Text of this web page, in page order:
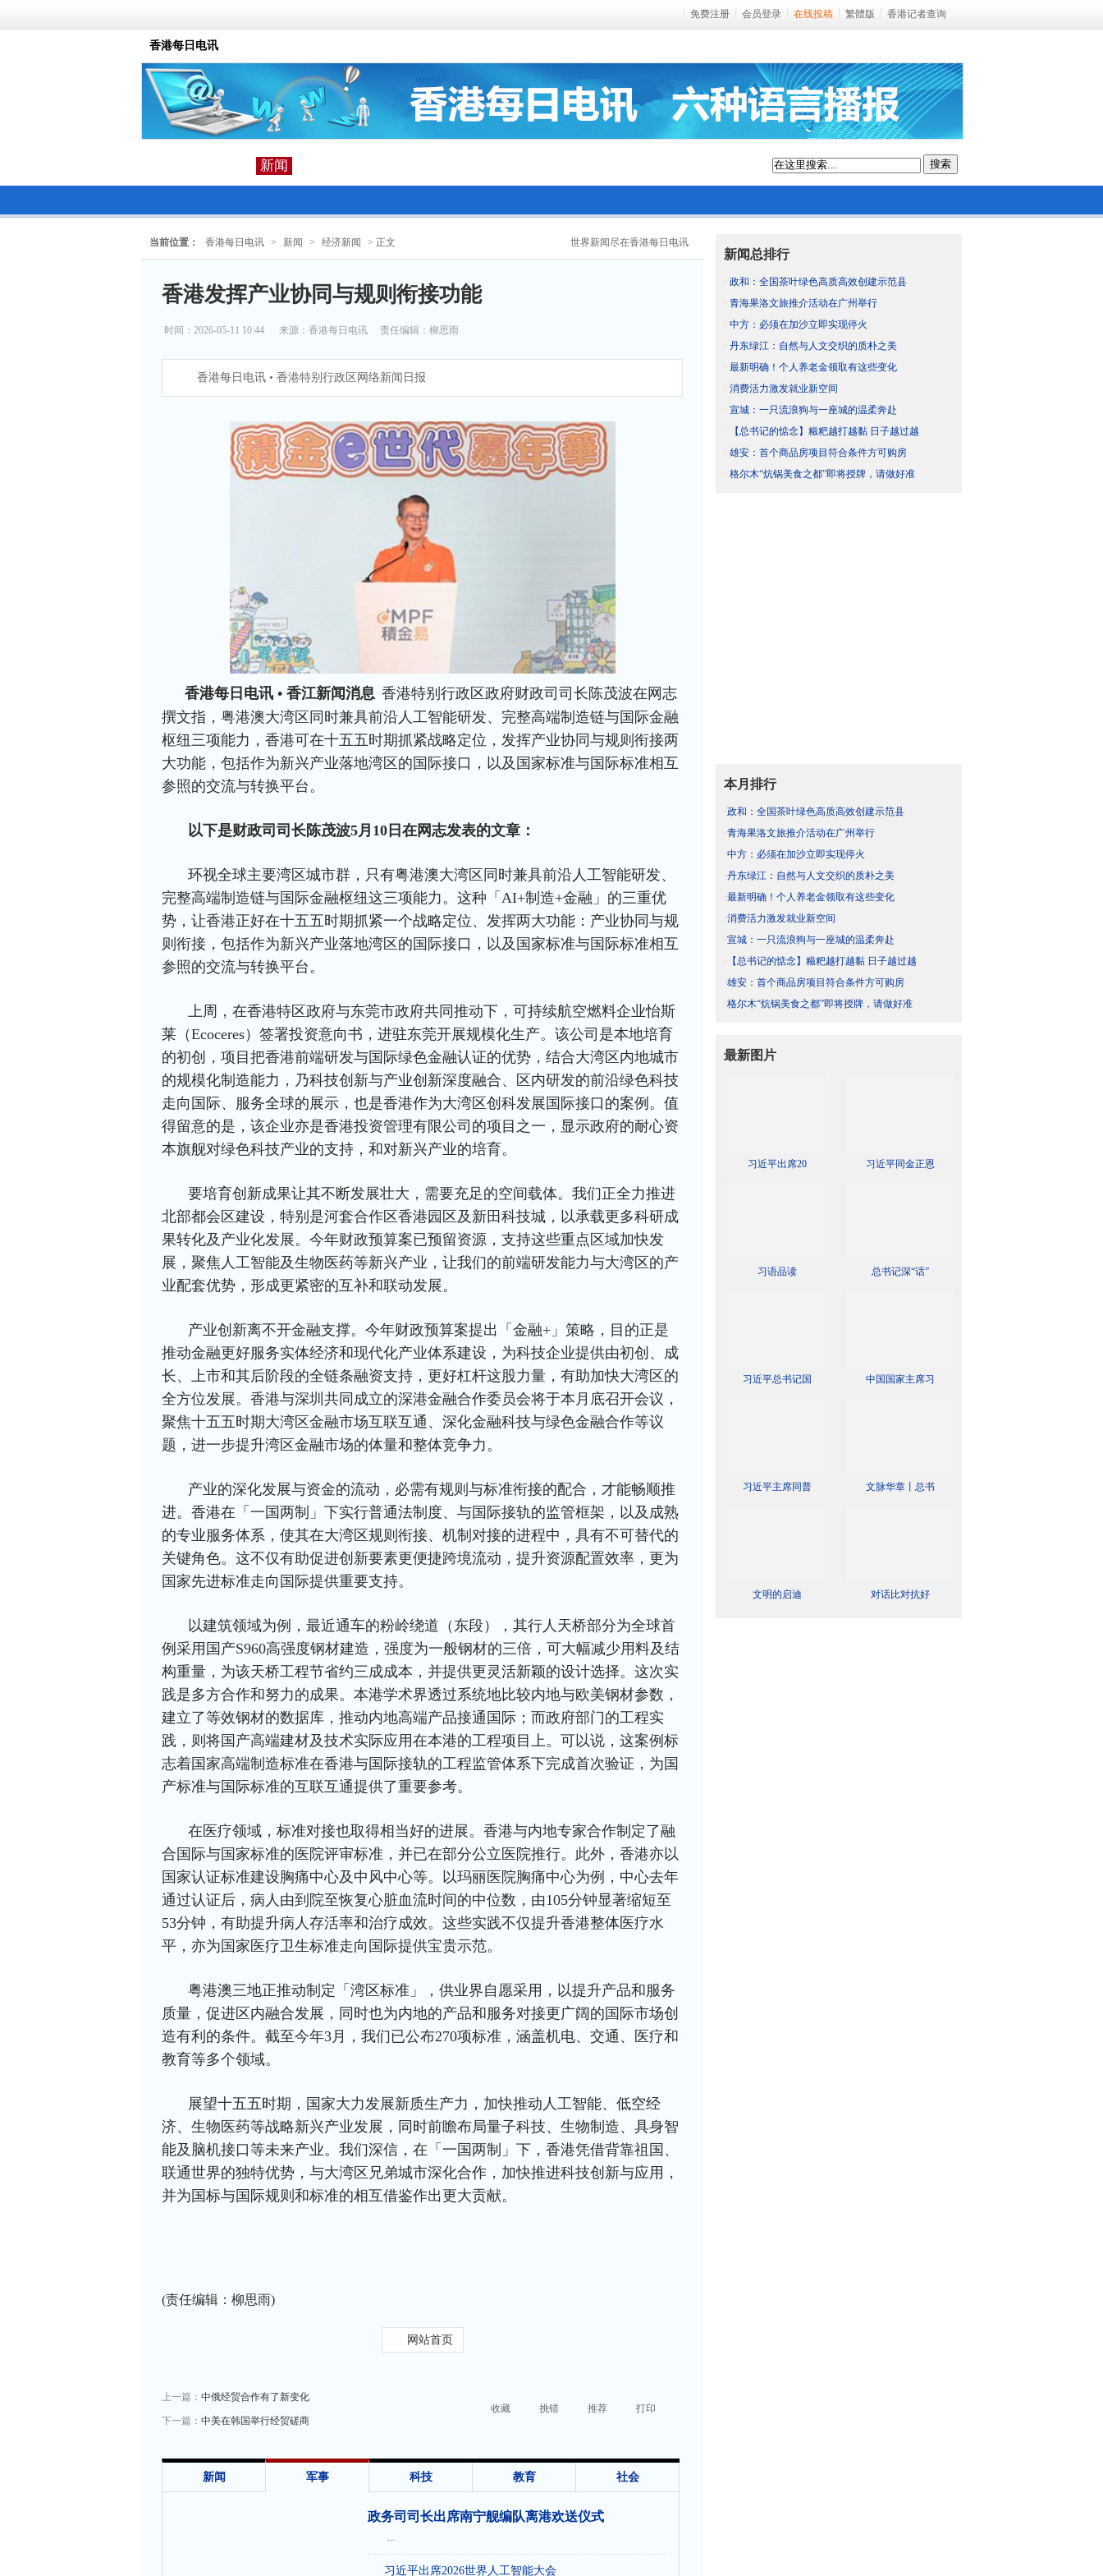
免费注册 会员登录 在线投稿 繁體版 香港记者查询
香港每日电讯
新闻 搜索
世界新闻尽在香港每日电讯
当前位置： 香港每日电讯 > 新闻 > 经济新闻 > 正文
香港发挥产业协同与规则衔接功能
时间：2026-05-11 10:44 来源： 香港每日电讯 责任编辑：柳思雨
香港每日电讯 • 香港特别行政区网络新闻日报
香港每日电讯 • 香江新闻消息 香港特别行政区政府财政司司长陈茂波在网志
撰文指， 粤港澳大湾区同时兼具前沿人工智能研发、完整高端制造链与国际金融
枢纽三项能力，香港可在十五五时期抓紧战略定位，发挥产业协同与规则衔接两
大功能，包括作为新兴产业落地湾区的国际接口，以及国家标准与国际标准相互
参照的交流与转换平台。
以下是财政司司长陈茂波5月10日在网志发表的文章：
环视全球主要湾区城市群，只有粤港澳大湾区同时兼具前沿人工智能研发、
完整高端制造链与国际金融枢纽这三项能力。这种「AI+制造+金融」的三重优
势，让香港正好在十五五时期抓紧一个战略定位、发挥两大功能：产业协同与规
则衔接，包括作为新兴产业落地湾区的国际接口，以及国家标准与国际标准相互
参照的交流与转换平台。
上周，在香港特区政府与东莞市政府共同推动下，可持续航空燃料企业怡斯
莱（Ecoceres）签署投资意向书，进驻东莞开展规模化生产。该公司是本地培育
的初创，项目把香港前端研发与国际绿色金融认证的优势，结合大湾区内地城市
的规模化制造能力，乃科技创新与产业创新深度融合、区内研发的前沿绿色科技
走向国际、服务全球的展示，也是香港作为大湾区创科发展国际接口的案例。值
得留意的是，该企业亦是香港投资管理有限公司的项目之一，显示政府的耐心资
本旗舰对绿色科技产业的支持，和对新兴产业的培育。
要培育创新成果让其不断发展壮大，需要充足的空间载体。我们正全力推进
北部都会区建设，特别是河套合作区香港园区及新田科技城，以承载更多科研成
果转化及产业化发展。今年财政预算案已预留资源，支持这些重点区域加快发
展，聚焦人工智能及生物医药等新兴产业，让我们的前端研发能力与大湾区的产
业配套优势，形成更紧密的互补和联动发展。
产业创新离不开金融支撑。今年财政预算案提出「金融+」策略，目的正是
推动金融更好服务实体经济和现代化产业体系建设，为科技企业提供由初创、成
长、上市和其后阶段的全链条融资支持，更好杠杆这股力量，有助加快大湾区的
全方位发展。香港与深圳共同成立的深港金融合作委员会将于本月底召开会议，
聚焦十五五时期大湾区金融市场互联互通、深化金融科技与绿色金融合作等议
题，进一步提升湾区金融市场的体量和整体竞争力。
产业的深化发展与资金的流动，必需有规则与标准衔接的配合，才能畅顺推
进。香港在「一国两制」下实行普通法制度、与国际接轨的监管框架，以及成熟
的专业服务体系，使其在大湾区规则衔接、机制对接的进程中，具有不可替代的
关键角色。这不仅有助促进创新要素更便捷跨境流动，提升资源配置效率，更为
国家先进标准走向国际提供重要支持。
以建筑领域为例，最近通车的粉岭绕道（东段），其行人天桥部分为全球首
例采用国产S960高强度钢材建造，强度为一般钢材的三倍，可大幅减少用料及结
构重量，为该天桥工程节省约三成成本，并提供更灵活新颖的设计选择。这次实
践是多方合作和努力的成果。本港学术界透过系统地比较内地与欧美钢材参数，
建立了等效钢材的数据库，推动内地高端产品接通国际；而政府部门的工程实
践，则将国产高端建材及技术实际应用在本港的工程项目上。可以说，这案例标
志着国家高端制造标准在香港与国际接轨的工程监管体系下完成首次验证，为国
产标准与国际标准的互联互通提供了重要参考。
在医疗领域，标准对接也取得相当好的进展。香港与内地专家合作制定了融
合国际与国家标准的医院评审标准，并已在部分公立医院推行。此外，香港亦以
国家认证标准建设胸痛中心及中风中心等。以玛丽医院胸痛中心为例，中心去年
通过认证后，病人由到院至恢复心脏血流时间的中位数，由105分钟显著缩短至
53分钟，有助提升病人存活率和治疗成效。这些实践不仅提升香港整体医疗水
平，亦为国家医疗卫生标准走向国际提供宝贵示范。
粤港澳三地正推动制定「湾区标准」，供业界自愿采用，以提升产品和服务
质量，促进区内融合发展，同时也为内地的产品和服务对接更广阔的国际市场创
造有利的条件。截至今年3月，我们已公布270项标准，涵盖机电、交通、医疗和
教育等多个领域。
展望十五五时期，国家大力发展新质生产力，加快推动人工智能、低空经
济、生物医药等战略新兴产业发展，同时前瞻布局量子科技、生物制造、具身智
能及脑机接口等未来产业。我们深信，在「一国两制」下，香港凭借背靠祖国、
联通世界的独特优势，与大湾区兄弟城市深化合作，加快推进科技创新与应用，
并为国标与国际规则和标准的相互借鉴作出更大贡献。
(责任编辑：柳思雨)
网站首页
上一篇： 中俄经贸合作有了新变化
下一篇： 中美在韩国举行经贸磋商
收藏 挑错 推荐 打印
新闻 军事 科技 教育 社会
政务司司长出席南宁舰编队离港欢送仪式
...
习近平出席2026世界人工智能大会
新闻总排行
· 政和：全国茶叶绿色高质高效创建示范县
· 青海果洛文旅推介活动在广州举行
· 中方：必须在加沙立即实现停火
· 丹东绿江：自然与人文交织的质朴之美
· 最新明确！个人养老金领取有这些变化
· 消费活力激发就业新空间
· 宣城：一只流浪狗与一座城的温柔奔赴
·
【总书记的惦念】糍粑越打越黏 日子越过越
· 雄安：首个商品房项目符合条件方可购房
· 格尔木“炕锅美食之都”即将授牌，请做好准
本月排行
·政和：全国茶叶绿色高质高效创建示范县
·青海果洛文旅推介活动在广州举行
·中方：必须在加沙立即实现停火
·丹东绿江：自然与人文交织的质朴之美
·最新明确！个人养老金领取有这些变化
·消费活力激发就业新空间
·宣城：一只流浪狗与一座城的温柔奔赴
· 【总书记的惦念】糍粑越打越黏 日子越过越
·雄安：首个商品房项目符合条件方可购房
·格尔木“炕锅美食之都”即将授牌，请做好准
最新图片
习近平出席20 习近平同金正恩
习语品读 总书记深“话”
习近平总书记国 中国国家主席习
习近平主席同普 文脉华章丨总书
文明的启迪 对话比对抗好